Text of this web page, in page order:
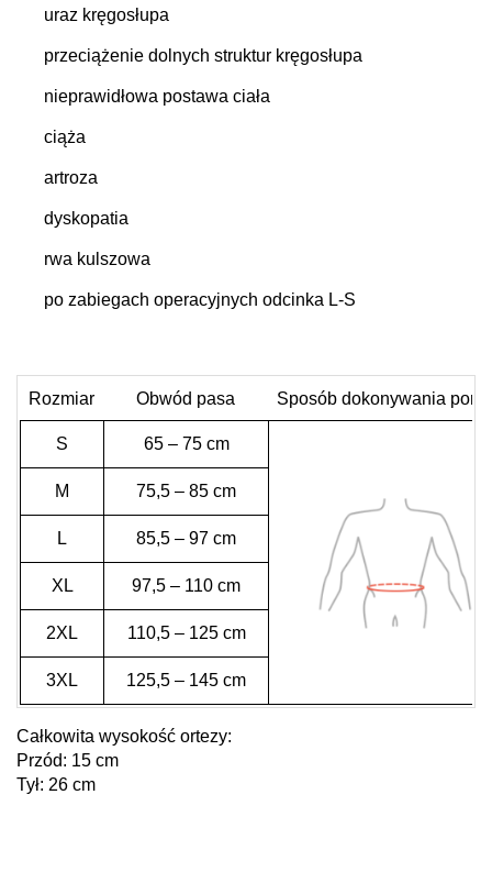
uraz kręgosłupa
przeciążenie dolnych struktur kręgosłupa
nieprawidłowa postawa ciała
ciąża
artroza
dyskopatia
rwa kulszowa
po zabiegach operacyjnych odcinka L-S
Rozmiar Obwód pasa Sposób dokonywania
S 65 – 75 cm
M 75,5 – 85 cm
L 85,5 – 97 cm
XL 97,5 – 110 cm
2XL 110,5 – 125 cm
3XL 125,5 – 145 cm
Całkowita wysokość ortezy:
Przód: 15 cm
Tył: 26 cm